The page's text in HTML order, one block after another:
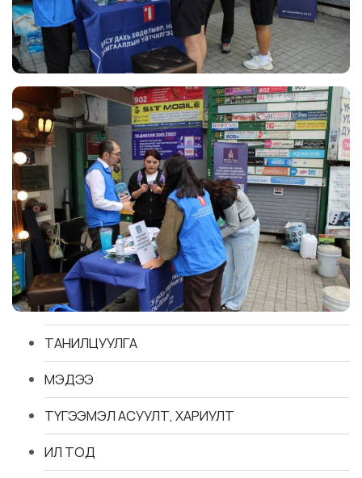
ТАНИЛЦУУЛГА
МЭДЭЭ
ТҮГЭЭМЭЛ АСУУЛТ, ХАРИУЛТ
ИЛ ТОД